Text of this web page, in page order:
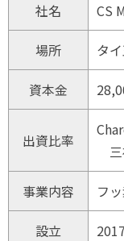
社名 CS
場所 タ
資本金
出資比率
三
事業内容 フ
設立